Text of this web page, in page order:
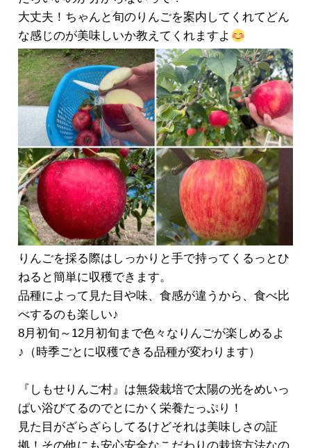
大丈夫！ちゃんと旬のりんごを案内してくれてどん
な感じのが美味しいか教えてくれますよ
りんごを採る際はしっかりと手で持ってくるっとひ
ねると簡単に収穫できます。
品種によって見た目や味、食感が違うから、食べ比
べするのも楽しい♪
8月初旬～12月初旬まで色々なりんごが楽しめるよ
♪（時季ごとに収穫できる品種が変わります）
『しもせりんご村』は無袋栽培で太陽の光をめいっ
ぱい浴びてるのでとにかく栄養たっぷり！
見た目がざらざらしてるけどそれは美味しさの証